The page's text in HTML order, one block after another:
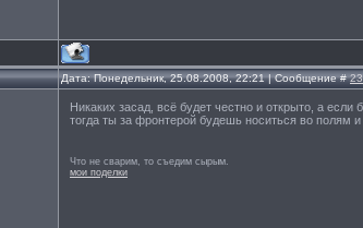
Дата: Понедельник, 25.08.2008, 22:21 | Сообщение #23
Никаких засад, всё будет честно и открыто, а
тогда ты за фронтерой будешь носиться во полям
Что не сварим, то съедим сырым.
мои поделки